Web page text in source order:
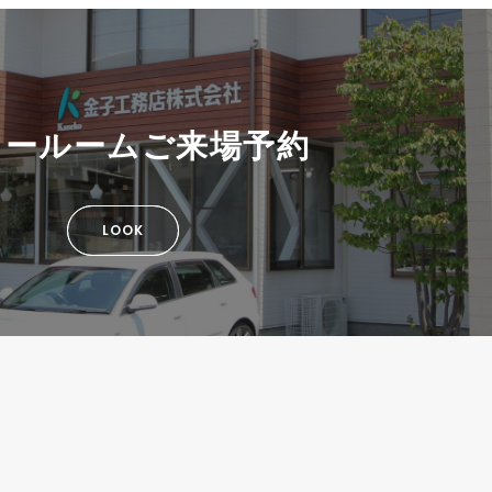
ルームご来場予約
LOOK